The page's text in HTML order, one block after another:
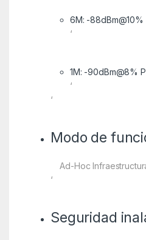
6M: -88dBm@10%
‘
1M: -90dBm@8%
‘
‘
Modo de
Ad-Hoc
‘
Seguridad